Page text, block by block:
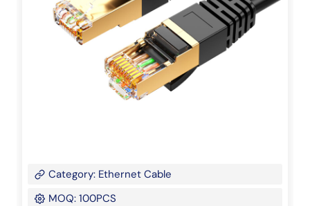
Category: Ethernet Cable
MOQ: 100PCS